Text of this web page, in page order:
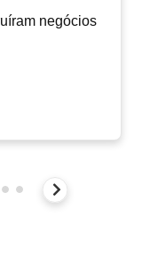
negócios